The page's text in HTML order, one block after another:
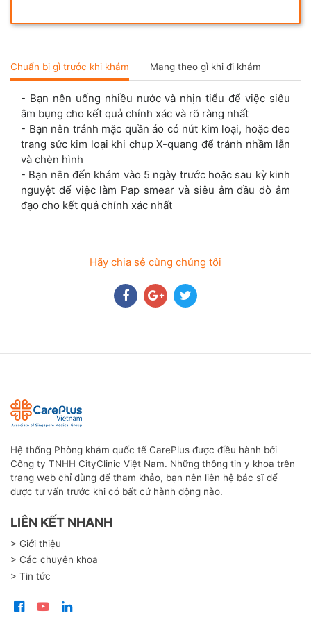
Chuẩn bị gì trước khi khám Mang theo gì khi đi khám
- Bạn nên uống nhiều nước và nhịn tiểu để việc siêu
âm bụng cho kết quả chính xác và rõ ràng nhất
- Bạn nên tránh mặc quần áo có nút kim loại, hoặc đeo
trang sức kim loại khi chụp X-quang để tránh nhầm lẫn
và chèn hình
- Bạn nên đến khám vào 5 ngày trước hoặc sau kỳ kinh
nguyệt để việc làm Pap smear và siêu âm đầu dò âm
đạo cho kết quả chính xác nhất
Hãy chia sẻ cùng chúng tôi
Hệ thống Phòng khám quốc tế CarePlus được điều hành bởi
Công ty TNHH CityClinic Việt Nam. Những thông tin y khoa trên
trang web chỉ dùng để tham khảo, bạn nên liên hệ bác sĩ để
được tư vấn trước khi có bất cứ hành động nào.
LIÊN KẾT NHANH
> Giới thiệu
> Các chuyên khoa
> Tin tức